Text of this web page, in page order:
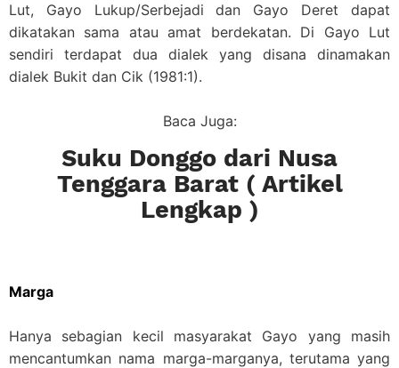
Lut, Gayo Lukup/Serbejadi dan Gayo Deret dapat
dikatakan sama atau amat berdekatan. Di Gayo Lut
sendiri terdapat dua dialek yang disana dinamakan
dialek Bukit dan Cik (1981:1).
Baca Juga:
Suku Donggo dari Nusa
Tenggara Barat ( Artikel
Lengkap )
Marga
Hanya sebagian kecil masyarakat Gayo yang masih
mencantumkan nama marga-marganya, terutama yang